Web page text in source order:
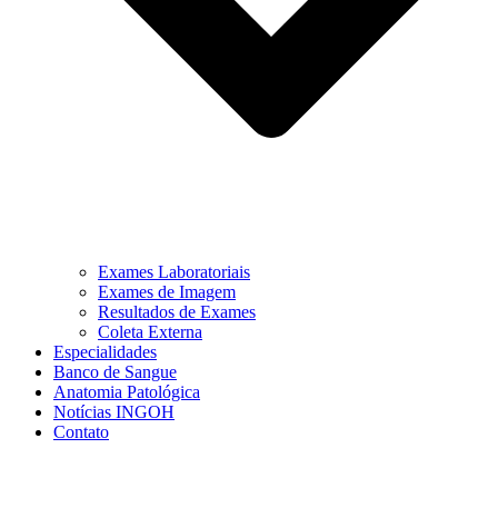
Exames Laboratoriais
Exames de Imagem
Resultados de Exames
Coleta Externa
Especialidades
Banco de Sangue
Anatomia Patológica
Notícias INGOH
Contato